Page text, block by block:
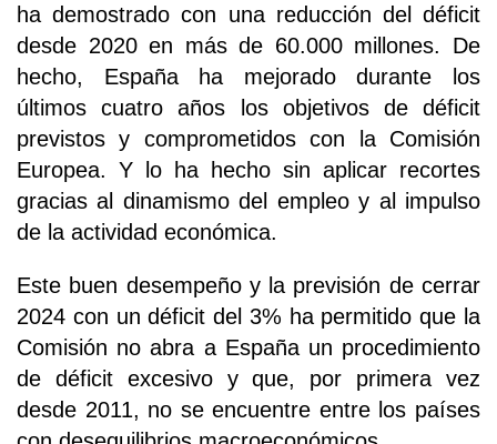
ha demostrado con una reducción del déficit
desde 2020 en más de 60.000 millones. De
hecho, España ha mejorado durante los
últimos cuatro años los objetivos de déficit
previstos y comprometidos con la Comisión
Europea. Y lo ha hecho sin aplicar recortes
gracias al dinamismo del empleo y al impulso
de la actividad económica.
Este buen desempeño y la previsión de cerrar
2024 con un déficit del 3% ha permitido que la
Comisión no abra a España un procedimiento
de déficit excesivo y que, por primera vez
desde 2011, no se encuentre entre los países